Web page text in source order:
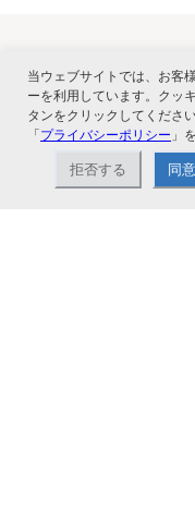
当ウェブサイトでは、お客
ーを利用しています。クッ
タンをクリックしてくださ
「プライバシーポリシー 」
拒否する 同